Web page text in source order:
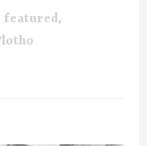
featured,